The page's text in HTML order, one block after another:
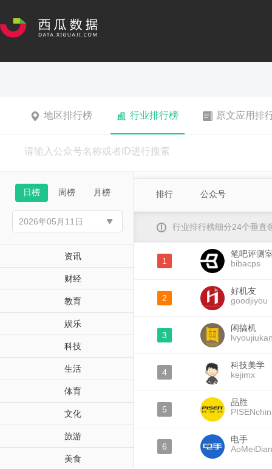
地区排行榜 行业排行榜 原文应用排
日榜 周榜 月榜
资讯
财经
教育
娱乐
科技
生活
体育
文化
旅游
美食
排行 公众号
行业排行榜细分24个垂直
1
笔吧评测
bibacps
2
好机友
goodjiyou
3
闲搞机
4
科技美学
kejimx
5
品胜
6
电手